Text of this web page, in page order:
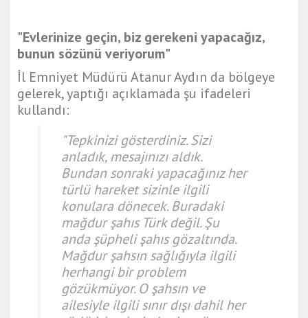
"Evlerinize geçin, biz gerekeni yapacağız,
bunun sözünü veriyorum"
İl Emniyet Müdürü Atanur Aydın da bölgeye
gelerek, yaptığı açıklamada şu ifadeleri
kullandı:
"Tepkinizi gösterdiniz. Sizi
anladık, mesajınızı aldık.
Bundan sonraki yapacağınız her
türlü hareket sizinle ilgili
konulara dönecek. Buradaki
mağdur şahıs Türk değil. Şu
anda şüpheli şahıs gözaltında.
Mağdur şahsın sağlığıyla ilgili
herhangi bir problem
gözükmüyor. O şahsın ve
ailesiyle ilgili sınır dışı dahil her